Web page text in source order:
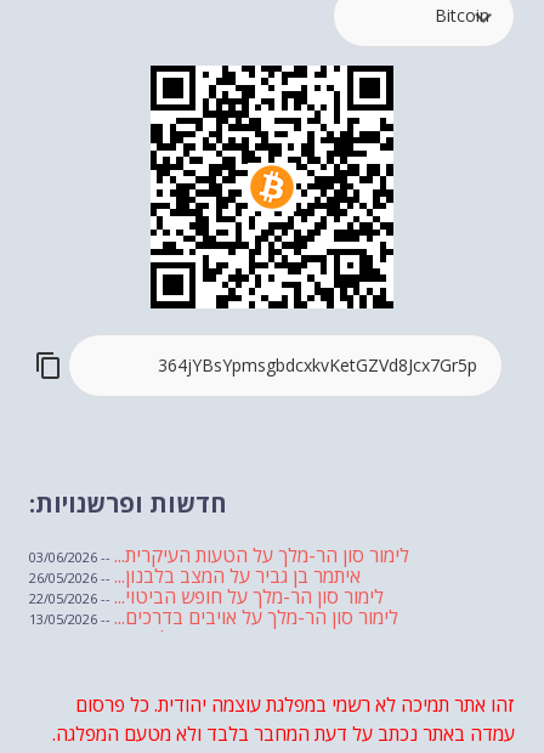
חדשות ופרשנויות:
לימור סון הר-מלך על הטעות העיקרית... -- 03/06/2026
איתמר בן גביר על המצב בלבנון... -- 26/05/2026
לימור סון הר-מלך על חופש הביטוי... -- 22/05/2026
לימור סון הר-מלך על אויבים בדרכים... -- 13/05/2026
שבועת אמונים לדעאש
לימור סון הר-מלך על חוק...-- 19/04/2026
מיכאל בן ארי על פרשת הת...
מיכאל בן ארי על פרשת הת... -- 10/04/2026
זהו אתר תמיכה לא רשמי במפלגת עוצמה יהודית. כל פרסום
עמדה באתר נכתב על דעת המחבר בלבד ולא מטעם המפלגה.